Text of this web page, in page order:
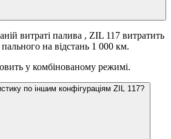
витраті палива , ZIL 117 витратить
на відстань 1 000 км.
у комбінованому режимі.
по іншим конфігураціям ZIL 117?